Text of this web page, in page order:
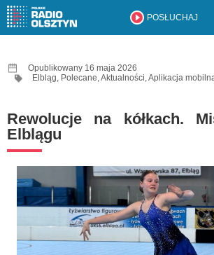
POSŁUCHAJ
Opublikowany 16 maja 2026
Elbląg, Polecane,Aktualności,Aplikacja
Rewolucje na kółkach.
Elblągu